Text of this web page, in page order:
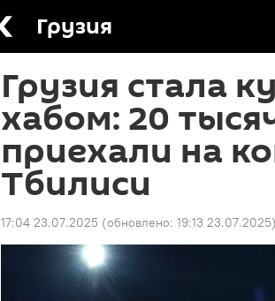
Грузия
Грузия стала
хабом: 20
приехали на
Тбилиси
17:04 23.07.2025 (обновлено: 19:13 23.07.2025)